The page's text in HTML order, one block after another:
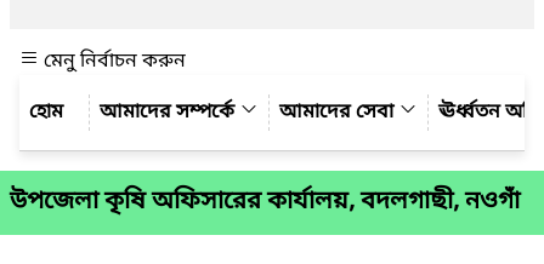
মেনু নির্বাচন করুন
আমাদের সম্পর্কে
আমাদের সেবা ঊর্ধ্বতন
উপজেলা কৃষি অফিসারের কার্যালয়, বদলগাছী, নওগাঁ